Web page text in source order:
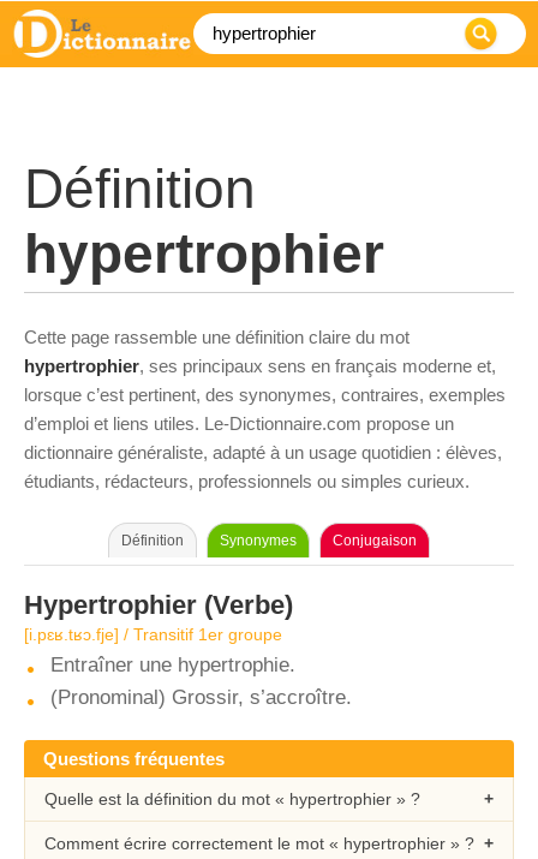
Définition
hypertrophier
Cette page rassemble une définition claire du mot
hypertrophier, ses principaux sens en français moderne et,
lorsque c’est pertinent, des synonymes, contraires, exemples
d’emploi et liens utiles. Le-Dictionnaire.com propose un
dictionnaire généraliste, adapté à un usage quotidien : élèves,
étudiants, rédacteurs, professionnels ou simples curieux.
Définition Synonymes Conjugaison
Hypertrophier (Verbe)
[i.pɛʁ.tʁɔ.fje] / Transitif 1er groupe
Entraîner une hypertrophie.
(Pronominal) Grossir, s’accroître.
Questions fréquentes
Quelle est la définition du mot « hypertrophier » ?
Comment écrire correctement le mot « hypertrophier » ?